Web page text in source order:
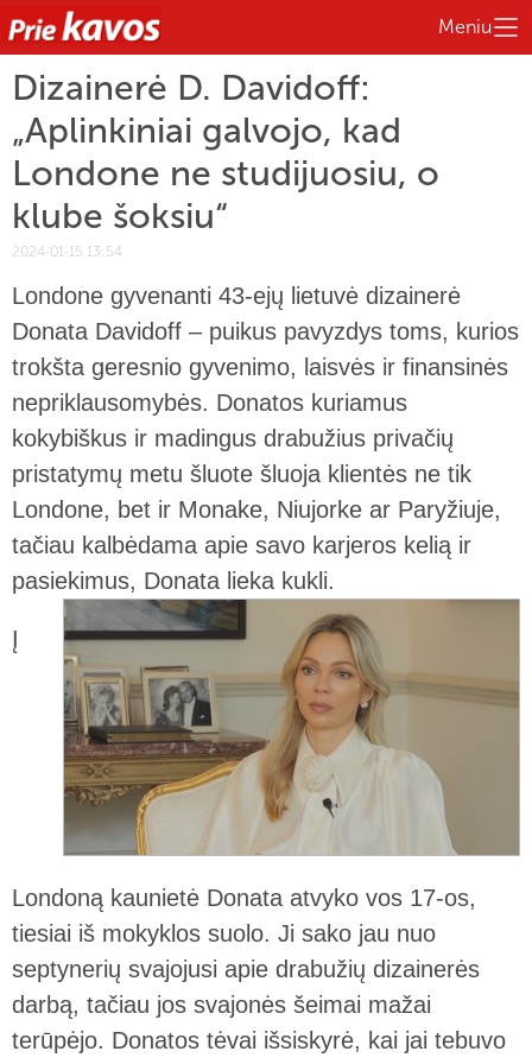
Meniu
Dizainerė D. Davidoff:
„Aplinkiniai galvojo, kad
Londone ne studijuosiu, o
klube šoksiu“
2024-01-15 13:54
Londone gyvenanti 43-ejų lietuvė dizainerė
Donata Davidoff – puikus pavyzdys toms, kurios
trokšta geresnio gyvenimo, laisvės ir finansinės
nepriklausomybės. Donatos kuriamus
kokybiškus ir madingus drabužius privačių
pristatymų metu šluote šluoja klientės ne tik
Londone, bet ir Monake, Niujorke ar Paryžiuje,
tačiau kalbėdama apie savo karjeros kelią ir
pasiekimus, Donata lieka kukli.
Į
Londoną kaunietė Donata atvyko vos 17-os,
tiesiai iš mokyklos suolo. Ji sako jau nuo
septynerių svajojusi apie drabužių dizainerės
darbą, tačiau jos svajonės šeimai mažai
terūpėjo. Donatos tėvai išsiskyrė, kai jai tebuvo